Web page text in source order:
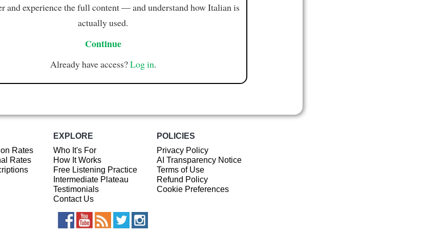
and experience the full content — and understand how Italian is
actually used.
Continue
Already have access?Log in.
Rates
Rates
EXPLORE
Who It's For
How It Works
Free Listening Practice
Intermediate Plateau
Testimonials
Contact Us
POLICIES
Privacy Policy
AI Transparency Notice
Terms of Use
Refund Policy
Cookie Preferences